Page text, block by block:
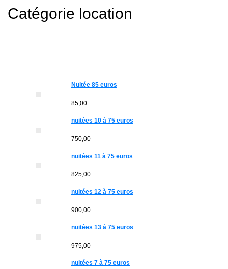
Catégorie location
Nuitée 85 euros
85,00
nuitées 10 à 75 euros
750,00
nuitées 11 à 75 euros
825,00
nuitées 12 à 75 euros
900,00
nuitées 13 à 75 euros
975,00
nuitées 7 à 75 euros